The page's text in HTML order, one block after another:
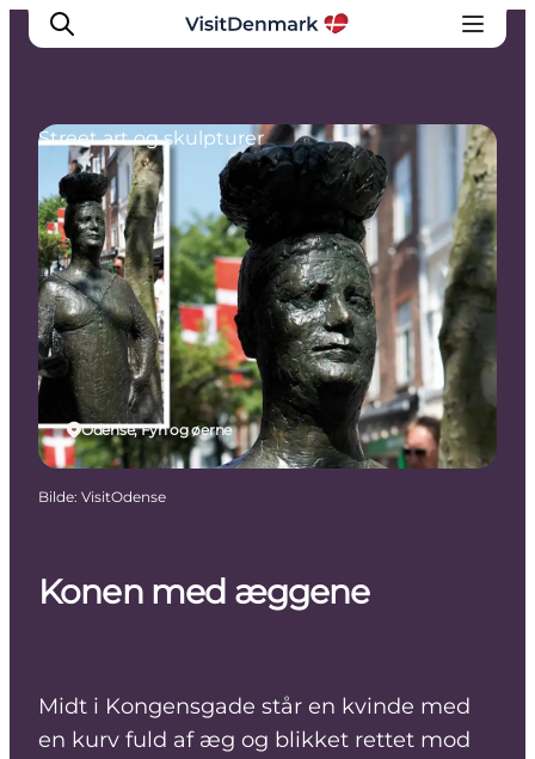
Inspirasjon
Reisemål
Aktiviteter
Overnatting
Planlegg reisen
Konen med æggene
Midt i Kongensgade står en kvinde med
en kurv fuld af æg og blikket rettet mod
Odense, Fyn og øerne
Street art og skulpturer
Bilde: VisitOdense